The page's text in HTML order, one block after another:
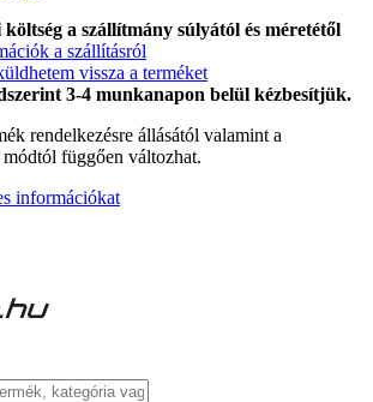
költség a szállítmány súlyától és méretétől
a szállításról
vissza a terméket
3-4 munkanapon belül kézbesítjük.
rendelkezésre állásától valamint a
függően változhat.
információkat